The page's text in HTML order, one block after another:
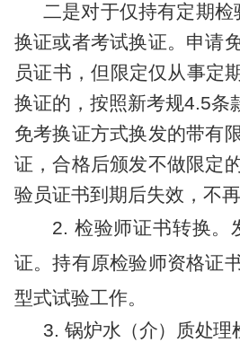
二是对于仅持有定期检
换证或者考试换证。申请
员证书 ，但 限定仅从事定
换证的，按照新考规4.5条
免考换证方式换发的带有
证，合格后颁发不做限定
验员证书到期后失效，不再
2. 检验师证书转换。
证。持有原检验师资格证
型式试验工作。
3. 锅炉水（介）质处理